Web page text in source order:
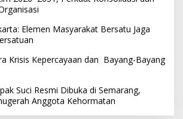
Elemen Masyarakat Bersatu Jaga
Krisis Kepercayaan dan Bayang-Bayang
Suci Resmi Dibuka di Semarang,
Anggota Kehormatan